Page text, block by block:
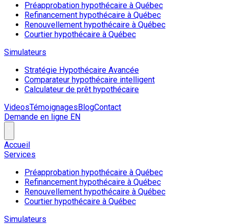
Préapprobation hypothécaire à Québec
Refinancement hypothécaire à Québec
Renouvellement hypothécaire à Québec
Courtier hypothécaire à Québec
Simulateurs
Stratégie Hypothécaire Avancée
Comparateur hypothécaire intelligent
Calculateur de prêt hypothécaire
VideosTémoignagesBlogContact
Demande en ligne EN
Accueil
Services
Préapprobation hypothécaire à Québec
Refinancement hypothécaire à Québec
Renouvellement hypothécaire à Québec
Courtier hypothécaire à Québec
Simulateurs